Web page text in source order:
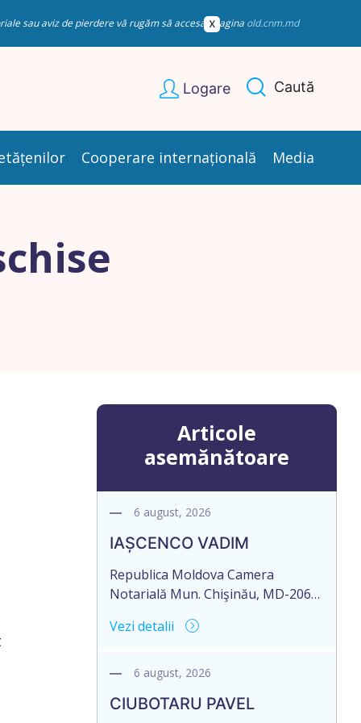
sau aviz de pierdere vă rugăm să accesați pagina old.cnm.md
Logare Caută
Cooperare internațională Media
Articole
asemănătoare
6 august, 2026
IAȘCENCO VADIM
Republica Moldova Camera
Notarială Mun. Chişinău, MD-2068,
Notarial al Notarului PANCOVA
45-07 Nr. de ieșire: 485 Din 06
MD-2012, mun. Chișinău, str.
Vezi detalii
6 august, 2026
CIUBOTARU PAVEL